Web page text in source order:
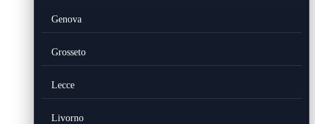
Genova
Grosseto
Lecce
Livorno